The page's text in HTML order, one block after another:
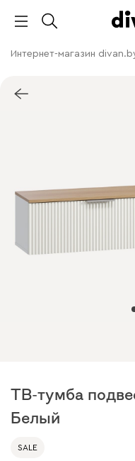
Интернет-магазин
ТВ-тумба
Белый
SALE